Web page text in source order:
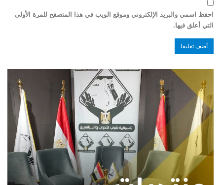
احفظ اسمي والبريد الإلكتروني وموقع الويب في هذا المتصفح للمرة الأولى
التي أعلق فيها.